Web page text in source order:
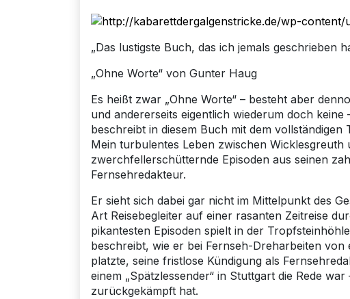
„Das lustigste Buch, das ich jemals geschrieben
„Ohne Worte“ von Gunter Haug
Es heißt zwar „Ohne Worte“ – besteht aber
und andererseits eigentlich wiederum doch
beschreibt in diesem Buch mit dem
Mein turbulentes Leben zwischen
zwerchfellerschütternde Episoden aus seinen
Fernsehredakteur.
Er sieht sich dabei gar nicht im Mittelpunkt des
Art Reisebegleiter auf einer rasanten Zeitreise
pikantesten Episoden spielt in der
beschreibt, wie er bei Fernseh-Dreharbeiten
platzte, seine fristlose Kündigung als
einem „Spätzlessender“ in Stuttgart die Rede
zurückgekämpft hat.